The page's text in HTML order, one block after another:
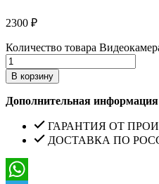
2300 ₽
Количество товара
В корзину
Дополнительная информация
ГАРАНТИЯ ОТ
ДОСТАВКА ПО